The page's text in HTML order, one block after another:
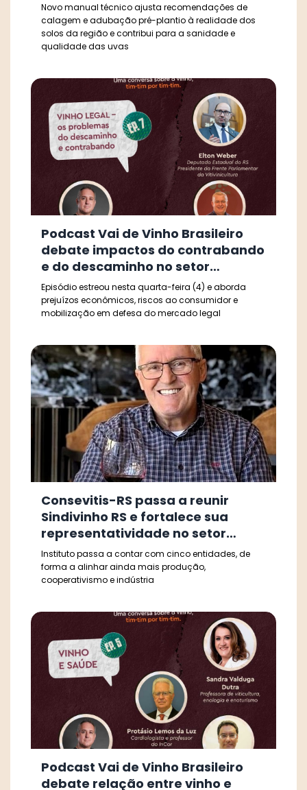
Novo manual técnico ajusta recomendações de
calagem e adubação pré-plantio à realidade dos
solos da região e contribui para a sanidade e
qualidade das uvas
Podcast Vai de Vinho Brasileiro
debate impactos do contrabando
e do descaminho no setor
vitivinícola
Episódio estreou nesta quarta-feira (4) e aborda
prejuízos econômicos, riscos ao consumidor e
mobilização em defesa do mercado legal
Consevitis-RS passa a reunir
Sindivinho RS e fortalece sua
representatividade no setor
vitivinícola
Instituto passa a contar com cinco entidades, de
forma a alinhar ainda mais produção,
cooperativismo e indústria
Podcast Vai de Vinho Brasileiro
debate relação entre vinho e